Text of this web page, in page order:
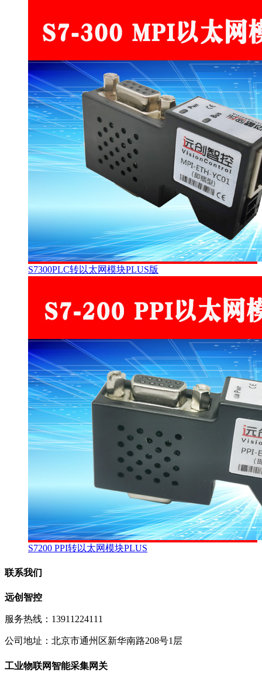
S7300PLC转以太网模块PLUS版
S7200 PPI转以太网模块PLUS
联系我们
远创智控
服务热线：13911224111
公司地址：北京市通州区新华南路208号1层
工业物联网智能采集网关